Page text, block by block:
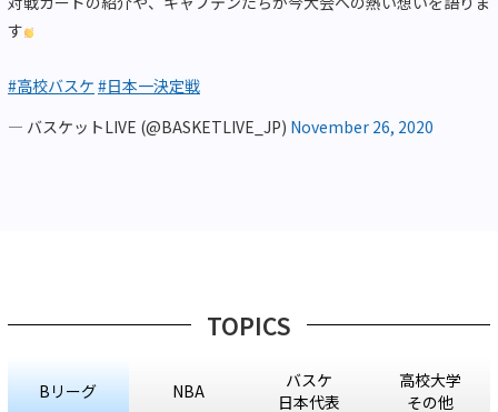
す
#高校バスケ #日本一決定戦
— バスケットLIVE (@BASKETLIVE_JP) November 26, 2020
TOPICS
Bリーグ NBA
バスケ
日本代表
高校大学
その他